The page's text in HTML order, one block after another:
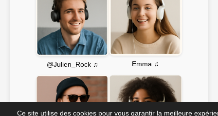
@Julien_Rock ♫ Emma ♫
Ce site utilise des cookies pour vous garantir la meilleure